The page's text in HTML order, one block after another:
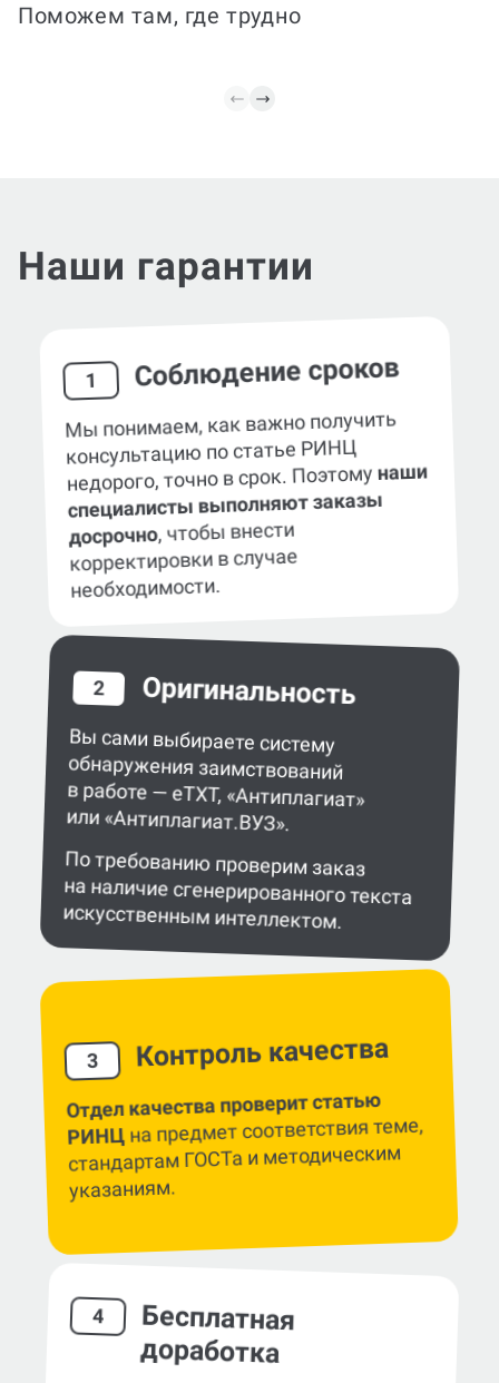
Поможем там, где трудно
слова.
Наши гарантии
1 Соблюдение сроков
Мы понимаем, как важно получить
консультацию по статье РИНЦ
недорого, точно в срок. Поэтомунаши
специалисты выполняют заказы
досрочно, чтобы внести
корректировки в случае
необходимости.
2 Оригинальность
Вы сами выбираете систему
обнаружения заимствований
в работе — eTXT, «Антиплагиат»
или «Антиплагиат.ВУЗ».
По требованию проверим заказ
на наличие сгенерированного текста
искусственным интеллектом.
3 Контроль качества
Отдел качества проверит статью
РИНЦ на предмет соответствия теме,
стандартам ГОСТа и методическим
указаниям.
4 Бесплатная
доработка